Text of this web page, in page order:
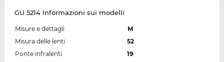
GU 5214 Informazioni sui modelli
Misure e dettagli
M
Misura delle lenti
52
Ponte infralenti
19